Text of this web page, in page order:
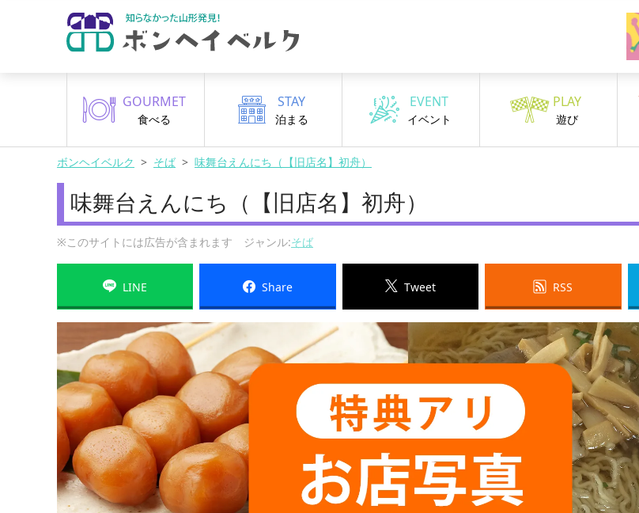
GOURMET
食べる
STAY
泊まる
EVENT
イベント
PLAY
遊び
ボンヘイベルク そば 味舞台えんにち（【旧店名】初舟）
味舞台えんにち（【旧店名】初舟）
※このサイトには広告が含まれます ジャンル:そば
LINE Share Tweet RSS